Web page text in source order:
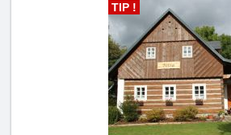
TIP !